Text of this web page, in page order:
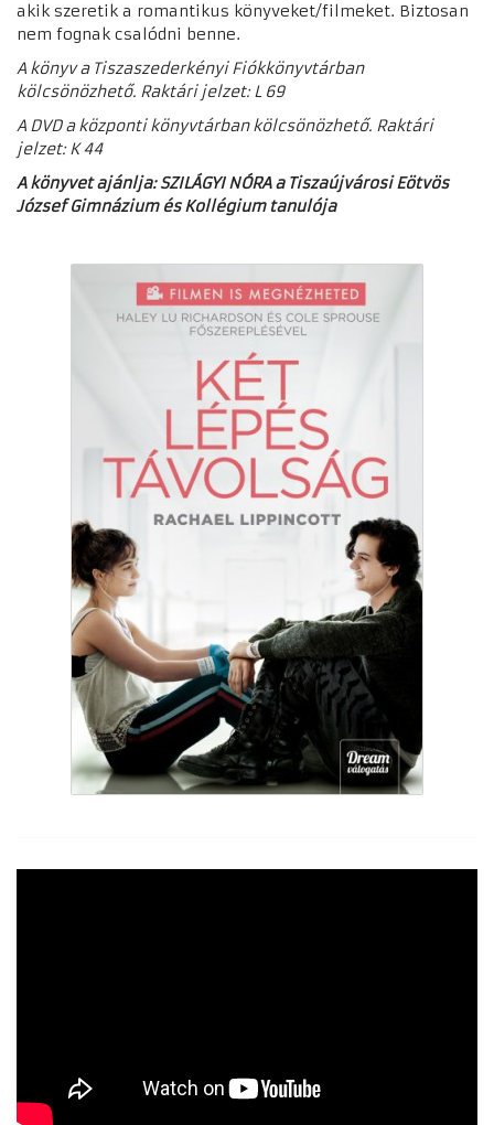
akik szeretik a romantikus könyveket/filmeket. Biztosan
nem fognak csalódni benne.
A könyv a Tiszaszederkényi Fiókkönyvtárban
kölcsönözhető. Raktári jelzet: L 69
A DVD a központi könyvtárban kölcsönözhető. Raktári
jelzet: K 44
A könyvet ajánlja: SZILÁGYI NÓRA a Tiszaújvárosi Eötvös
József Gimnázium és Kollégium tanulója